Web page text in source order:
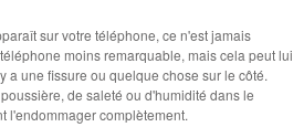
sur votre téléphone, ce n'est jamais
moins remarquable, mais cela peut lui
a une fissure ou quelque chose sur le côté.
de saleté ou d'humidité dans le
l'endommager complètement.